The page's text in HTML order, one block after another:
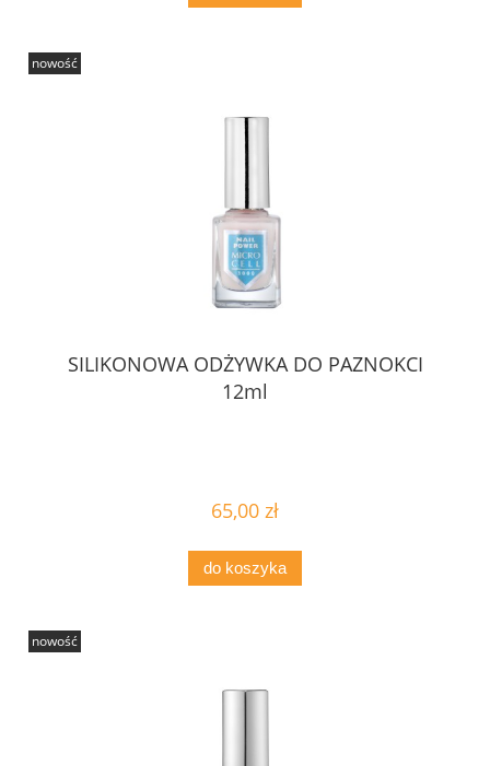
SILIKONOWA ODŻYWKA DO PAZNOKCI
12ml
65,00 zł
do koszyka
nowość
nowość